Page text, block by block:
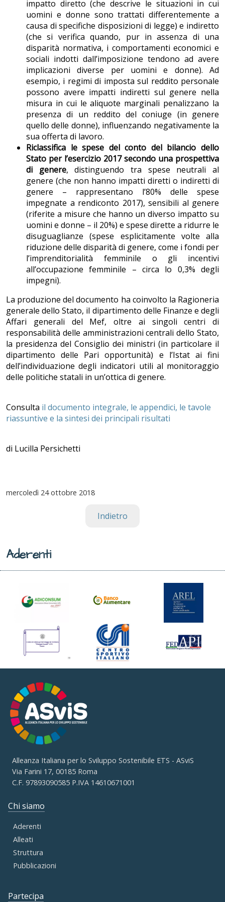
impatto diretto (che descrive le situazioni in cui
uomini e donne sono trattati differentemente a
causa di specifiche disposizioni di legge) e indiretto
(che si verifica quando, pur in assenza di una
disparità normativa, i comportamenti economici e
sociali indotti dall’imposizione tendono ad avere
implicazioni diverse per uomini e donne). Ad
esempio, i regimi di imposta sul reddito personale
possono avere impatti indiretti sul genere nella
misura in cui le aliquote marginali penalizzano la
presenza di un reddito del coniuge (in genere
quello delle donne), influenzando negativamente la
sua offerta di lavoro.
Riclassifica le spese del conto del bilancio dello
Stato per l’esercizio 2017 secondo una prospettiva
di genere, distinguendo tra spese neutrali al
genere (che non hanno impatti diretti o indiretti di
genere – rappresentano l’80% delle spese
impegnate a rendiconto 2017), sensibili al genere
(riferite a misure che hanno un diverso impatto su
uomini e donne – il 20%) e spese dirette a ridurre le
disuguaglianze (spese esplicitamente volte alla
riduzione delle disparità di genere, come i fondi per
l’imprenditorialità femminile o gli incentivi
all’occupazione femminile – circa lo 0,3% degli
impegni).
La produzione del documento ha coinvolto la Ragioneria
generale dello Stato, il dipartimento delle Finanze e degli
Affari generali del Mef, oltre ai singoli centri di
responsabilità delle amministrazioni centrali dello Stato,
la presidenza del Consiglio dei ministri (in particolare il
dipartimento delle Pari opportunità) e l’Istat ai fini
dell’individuazione degli indicatori utili al monitoraggio
delle politiche statali in un’ottica di genere.
Consulta il documento integrale, le appendici, le tavole
riassuntive e la sintesi dei principali risultati
di Lucilla Persichetti
mercoledì 24 ottobre 2018
Indietro
Aderenti
Alleanza Italiana per lo Sviluppo Sostenibile ETS - ASviS
Via Farini 17, 00185 Roma
C.F. 97893090585 P.IVA 14610671001
Chi siamo
Aderenti
Alleati
Struttura
Pubblicazioni
Partecipa